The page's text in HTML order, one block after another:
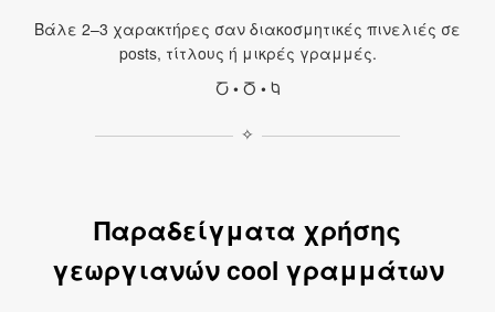
Βάλε 2–3 χαρακτήρες σαν διακοσμητικές πινελιές σε
posts, τίτλους ή μικρές γραμμές.
Ⴀ • Ⴃ • Ⴉ
✧
Παραδείγματα χρήσης
γεωργιανών cool γραμμάτων